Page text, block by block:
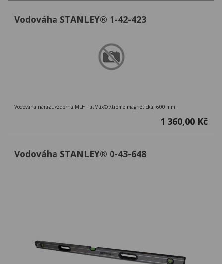
Vodováha STANLEY® 1-42-423
Vodováha nárazuvzdorná MLH FatMax® Xtreme magnetická, 600 mm
1 360,00 Kč
Vodováha STANLEY® 0-43-648